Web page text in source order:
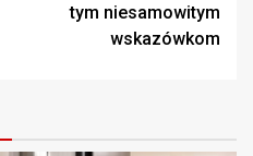
tym niesamowitym
wskazówkom